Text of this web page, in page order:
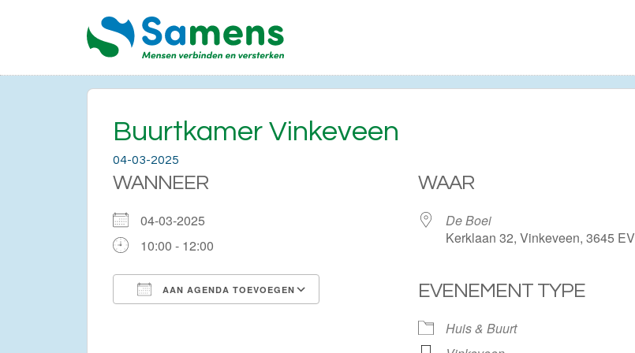
Buurtkamer Vinkeveen
04-03-2025
WANNEER
04-03-2025
10:00 - 12:00
AAN AGENDA TOEVOEGEN
Google Calendar
WAAR
De Boei
Kerklaan 32, Vinkeveen, 3645 EV
EVENEMENT TYPE
Huis & Buurt